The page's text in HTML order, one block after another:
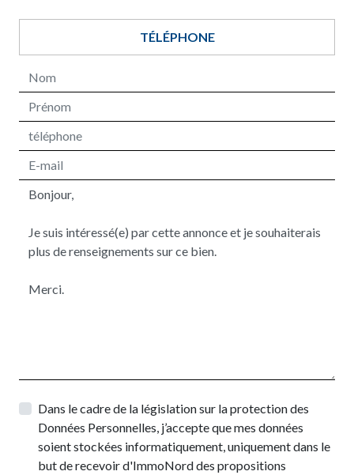
TÉLÉPHONE
Dans le cadre de la législation sur la protection des
Données Personnelles, j’accepte que mes données
soient stockées informatiquement, uniquement dans le
but de recevoir d'ImmoNord des propositions